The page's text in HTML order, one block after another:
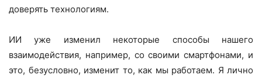
доверять технологиям.
ИИ уже изменил некоторые способы нашего
взаимодействия, например, со своими смартфонами, и
это, безусловно, изменит то, как мы работаем. Я лично